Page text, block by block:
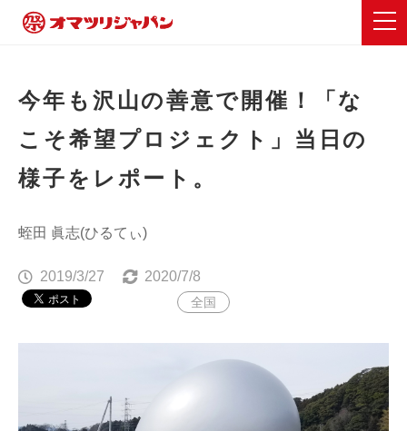
今年も沢山の善意で開催！「な
こそ希望プロジェクト」当日の
様子をレポート。
蛭田 眞志(ひるてぃ)
2019/3/27 2020/7/8
全国